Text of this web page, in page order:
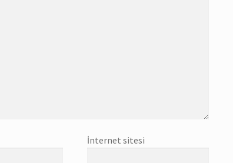
İnternet sitesi